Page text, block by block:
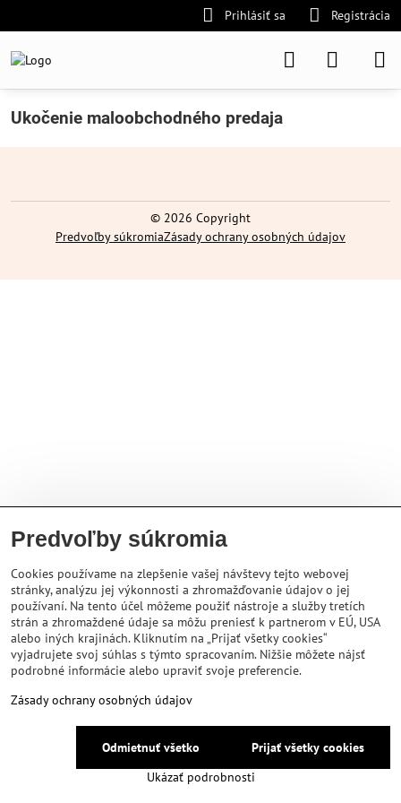
Prihlásiť sa Registrácia
Ukočenie maloobchodného predaja
© 2026 Copyright
Predvoľby súkromiaZásady ochrany osobných údajov
Predvoľby súkromia
Cookies používame na zlepšenie vašej návštevy tejto webovej
stránky, analýzu jej výkonnosti a zhromažďovanie údajov o jej
používaní. Na tento účel môžeme použiť nástroje a služby tretích
strán a zhromaždené údaje sa môžu preniesť k partnerom v EÚ, USA
alebo iných krajinách. Kliknutím na „Prijať všetky cookies“
vyjadrujete svoj súhlas s týmto spracovaním. Nižšie môžete nájsť
podrobné informácie alebo upraviť svoje preferencie.
Zásady ochrany osobných údajov
Ukázať podrobnosti
Prijať všetky cookies
Odmietnuť všetko